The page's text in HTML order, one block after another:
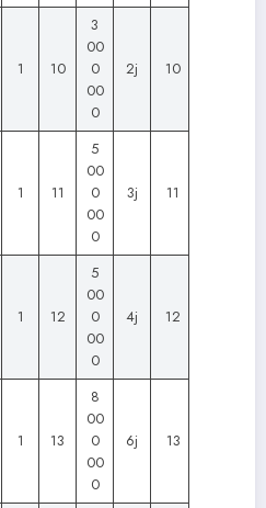
1 10
3
00
0
00
0
2j 10
1 11
5
00
0
00
0
3j 11
1 12
5
00
0
00
0
4j 12
1 13
8
00
0
00
0
6j 13